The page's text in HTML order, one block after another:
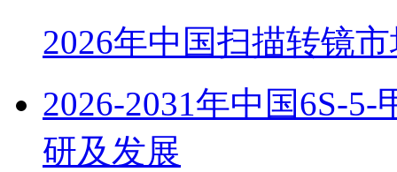
2026年中国扫描转镜
2026-2031年中国6S-
研及发展